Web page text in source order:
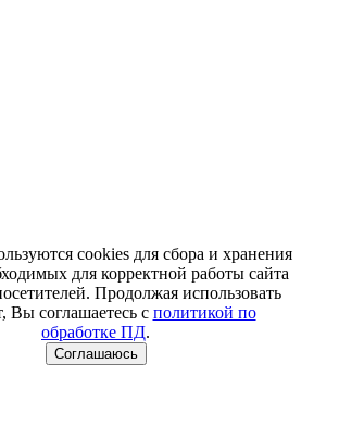
cookies для сбора и хранения
для корректной работы сайта
Продолжая использовать
Вы соглашаетесь с политикой по
обработке ПД.
Соглашаюсь